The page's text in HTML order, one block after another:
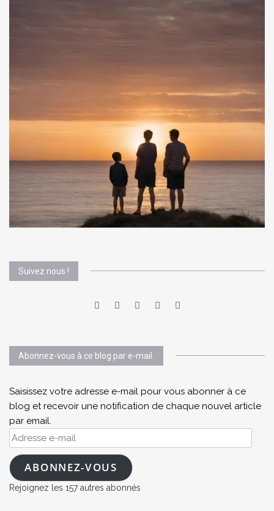
Suivez nous !
Abonnez-vous à ce blog par e-mail.
Saisissez votre adresse e-mail pour vous abonner à ce
blog et recevoir une notification de chaque nouvel article
par email.
Adresse
e-
mailABONNEZ-VOUS
Rejoignez les 157 autres abonnés